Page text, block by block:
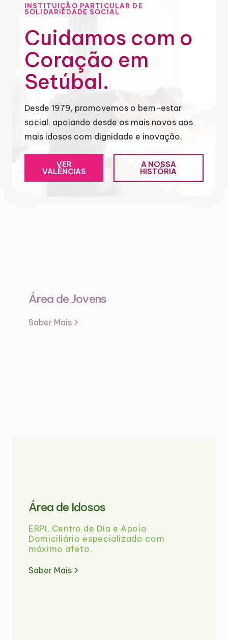
INSTITUIÇÃO PARTICULAR DE
SOLIDARIEDADE SOCIAL
Cuidamos com o
Coração em
Setúbal.
Desde 1979, promovemos o bem-estar
social, apoiando desde os mais novos aos
mais idosos com dignidade e inovação.
VER
VALÊNCIAS
A NOSSA
HISTÓRIA
Área de Jovens
Saber Mais
Área de Idosos
ERPI, Centro de Dia e Apoio
Domiciliário especializado com
máximo afeto.
Saber Mais